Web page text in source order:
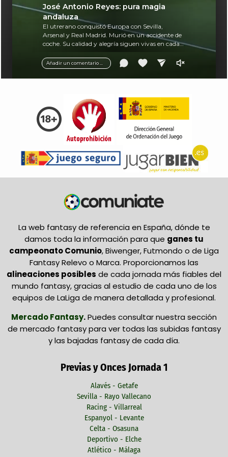
Añadir un comentario ...
José Antonio Reyes: pura magia
andaluza
El utrerano conquistó Europa con Sevilla,
Arsenal y Real Madrid. Murió en un accidente de
coche. Su calidad y alegría siguen vivas en cada
La web fantasy de referencia en España, dónde te
damos toda la información para que ganes tu
campeonato Comunio, Biwenger, Futmondo o de Liga
Fantasy Relevo o Marca. Proporcionamos las
alineaciones posibles de cada jornada más fiables del
mundo fantasy, gracias al estudio de cada uno de los
equipos de LaLiga de manera detallada y profesional.
Mercado Fantasy.Puedes consultar nuestra sección
de mercado fantasy para ver todas las subidas fantasy
y las bajadas fantasy de cada día.
Previas y Onces Jornada 1
Alavés - Getafe
Sevilla - Rayo Vallecano
Racing - Villarreal
Espanyol - Levante
Celta - Osasuna
Deportivo - Elche
Atlético - Málaga